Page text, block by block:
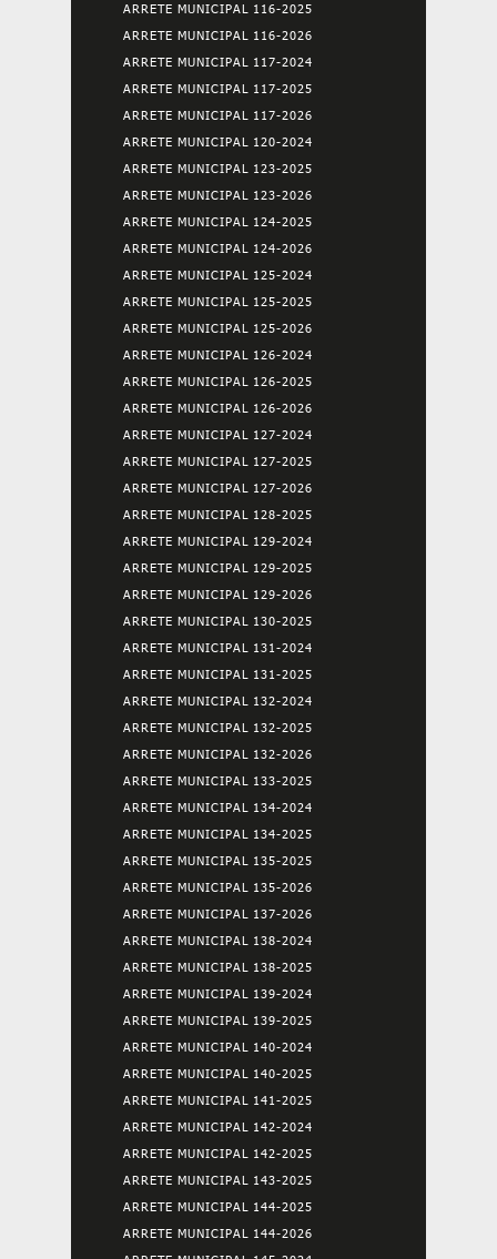
ARRETE MUNICIPAL 116-2025
ARRETE MUNICIPAL 116-2026
ARRETE MUNICIPAL 117-2024
ARRETE MUNICIPAL 117-2025
ARRETE MUNICIPAL 117-2026
ARRETE MUNICIPAL 120-2024
ARRETE MUNICIPAL 123-2025
ARRETE MUNICIPAL 123-2026
ARRETE MUNICIPAL 124-2025
ARRETE MUNICIPAL 124-2026
ARRETE MUNICIPAL 125-2024
ARRETE MUNICIPAL 125-2025
ARRETE MUNICIPAL 125-2026
ARRETE MUNICIPAL 126-2024
ARRETE MUNICIPAL 126-2025
ARRETE MUNICIPAL 126-2026
ARRETE MUNICIPAL 127-2024
ARRETE MUNICIPAL 127-2025
ARRETE MUNICIPAL 127-2026
ARRETE MUNICIPAL 128-2025
ARRETE MUNICIPAL 129-2024
ARRETE MUNICIPAL 129-2025
ARRETE MUNICIPAL 129-2026
ARRETE MUNICIPAL 130-2025
ARRETE MUNICIPAL 131-2024
ARRETE MUNICIPAL 131-2025
ARRETE MUNICIPAL 132-2024
ARRETE MUNICIPAL 132-2025
ARRETE MUNICIPAL 132-2026
ARRETE MUNICIPAL 133-2025
ARRETE MUNICIPAL 134-2024
ARRETE MUNICIPAL 134-2025
ARRETE MUNICIPAL 135-2025
ARRETE MUNICIPAL 135-2026
ARRETE MUNICIPAL 137-2026
ARRETE MUNICIPAL 138-2024
ARRETE MUNICIPAL 138-2025
ARRETE MUNICIPAL 139-2024
ARRETE MUNICIPAL 139-2025
ARRETE MUNICIPAL 140-2024
ARRETE MUNICIPAL 140-2025
ARRETE MUNICIPAL 141-2025
ARRETE MUNICIPAL 142-2024
ARRETE MUNICIPAL 142-2025
ARRETE MUNICIPAL 143-2025
ARRETE MUNICIPAL 144-2025
ARRETE MUNICIPAL 144-2026